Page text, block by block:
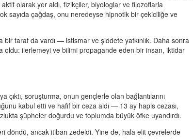
olarak yer aldı, fizikçiler, biyologlar ve filozoflarla
sayıda çağdaş, onu neredeyse hipnotik bir çekiciliğe ve
bir taraf da vardı — istismar ve şiddete yatkınlık. Daha sonra
oldu: ilerlemeyi ve bilimi propagande eden bir insan, iktidar
soruşturma, onun gençlerle olan bağlantılarını
kabul etti ve hafif bir ceza aldı — 13 ay hapis cezası,
şüpheler doğurdu ve toplumda büyük öfke uyandırdı.
döndü, ancak itibarı zedeldi. Yine de, hala elit çevrelerde